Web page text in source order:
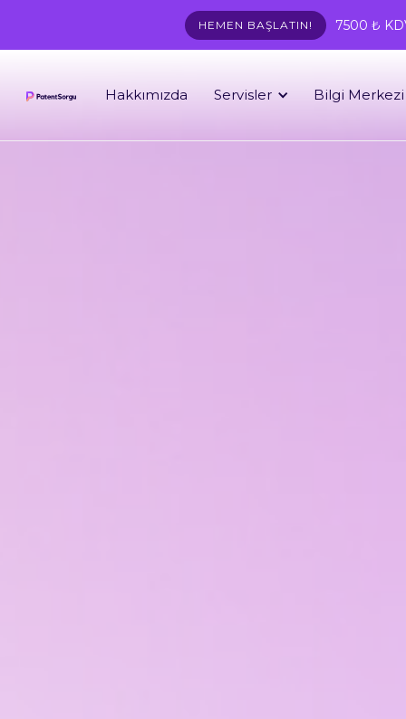
HEMEN BAŞLATIN! 7500 ₺
Hakkımızda Servisler Bilgi Merkezi